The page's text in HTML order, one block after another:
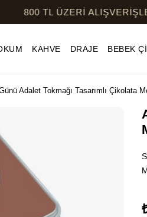
ÜZERİ ALIŞVERİŞLERDE
KAHVE DRAJE BEBEK
Adalet Tokmağı Tasarımlı Çikolata